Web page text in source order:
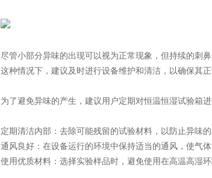
尽管小部分异味的出现可以视为正常现象，但持续的刺
这种情况下，建议及时进行设备维护和清洁，以确保其正
为了避免异味的产生，建议用户定期对恒温恒湿试验箱
定期清洁内部：去除可能残留的试验材料，以防止异味的
通风良好：在设备运行的环境中保持适当的通风，使气体
使用优质材料：选择实验样品时，避免使用在高温高湿